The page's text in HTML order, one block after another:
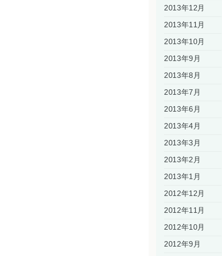
2013年12月
2013年11月
2013年10月
2013年9月
2013年8月
2013年7月
2013年6月
2013年4月
2013年3月
2013年2月
2013年1月
2012年12月
2012年11月
2012年10月
2012年9月